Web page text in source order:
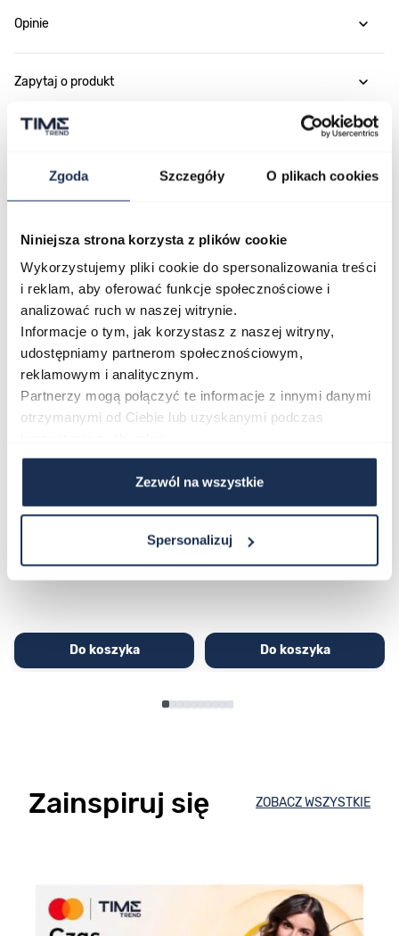
Zgoda Szczegóły O plikach cookies
Niniejsza strona korzysta z plików cookie
Wykorzystujemy pliki cookie do spersonalizowania treści
i reklam, aby oferować funkcje społecznościowe i
analizować ruch w naszej witrynie.
Informacje o tym, jak korzystasz z naszej witryny,
udostępniamy partnerom społecznościowym,
reklamowym i analitycznym.
Partnerzy mogą połączyć te informacje z innymi danymi
otrzymanymi od Ciebie lub uzyskanymi podczas
Zezwól na wszystkie
Spersonalizuj
Opinie
Zapytaj o produkt
Płatność i dostawa
Najczęściej kupowane
Poruszanie się po elementach karuzeli jest możliwe za pomocą
Naciśnij, aby pominąć karuzelę
Naciśnij, aby przejść do nawigacji karuzeli
CASIO Sport AE-1200WHD-
1AVEF
Do koszyka
Casio Sport AQ-230GA-
9DMQYES
Do koszyka
Zainspiruj się ZOBACZ WSZYSTKIE